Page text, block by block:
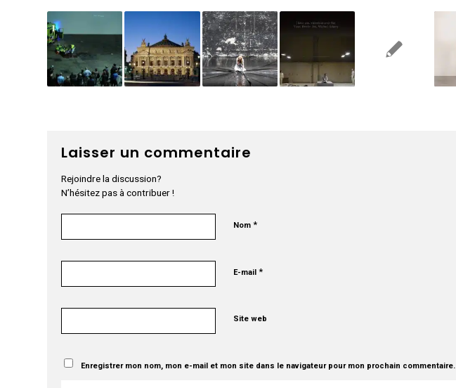
Laisser un commentaire
Rejoindre la discussion?
N’hésitez pas à contribuer !
Nom*
E-mail*
Site web
Enregistrer mon nom, mon e-mail et mon site dans le navigateur pour mon prochain commentaire.